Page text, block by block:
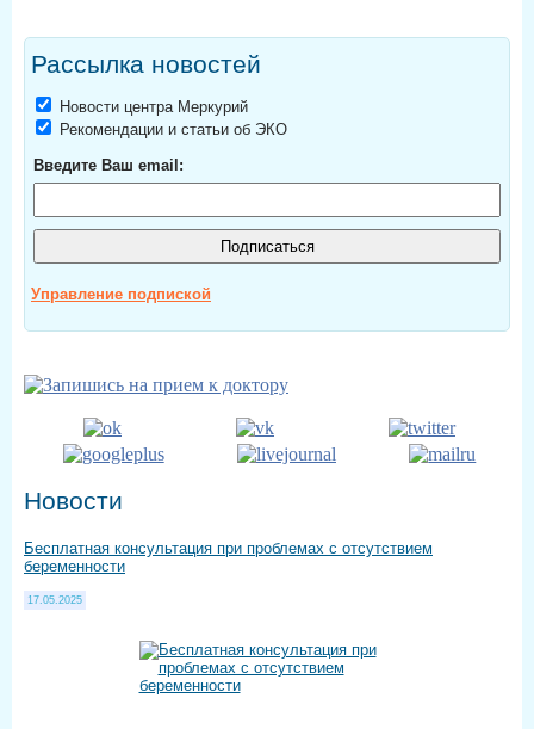
Рассылка новостей
Новости центра Меркурий
Рекомендации и статьи об ЭКО
Введите Ваш email:
Управление подпиской
Новости
Бесплатная консультация при проблемах с отсутствием
беременности
17.05.2025